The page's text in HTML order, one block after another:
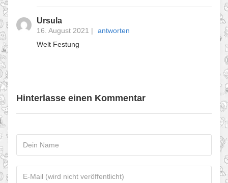
Ursula
16. August 2021 |
antworten
Welt Festung
Hinterlasse einen Kommentar